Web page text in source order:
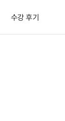
수강 후기